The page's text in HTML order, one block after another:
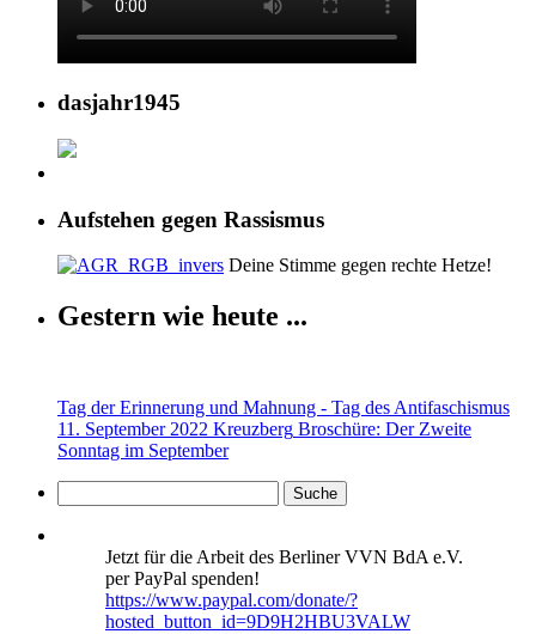
dasjahr1945
Aufstehen gegen Rassismus
Deine Stimme gegen rechte Hetze!
Gestern wie heute ...
Tag der Erinnerung und Mahnung - Tag des Antifaschismus
11. September 2022 Kreuzberg Broschüre: Der Zweite
Sonntag im September
Jetzt für die Arbeit des Berliner VVN BdA e.V.
per PayPal spenden!
https://www.paypal.com/donate/?
hosted_button_id=9D9H2HBU3VALW